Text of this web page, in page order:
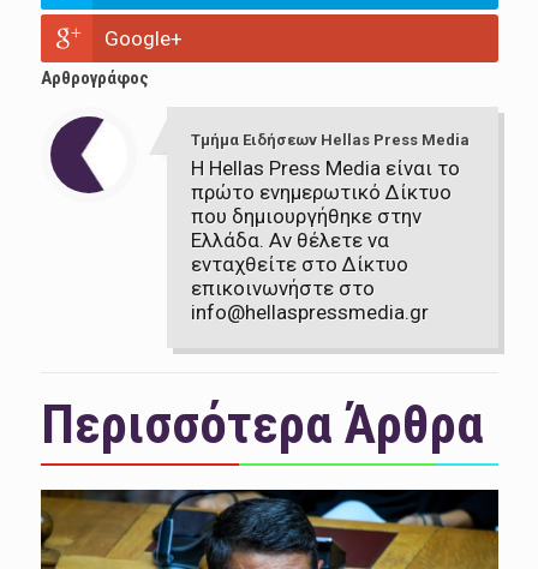
Google+
Αρθρογράφος
Τμήμα Ειδήσεων Hellas Press Media
Η Hellas Press Media είναι το
πρώτο ενημερωτικό Δίκτυο
που δημιουργήθηκε στην
Ελλάδα. Αν θέλετε να
ενταχθείτε στο Δίκτυο
επικοινωνήστε στο
info@hellaspressmedia.gr
Περισσότερα Άρθρα